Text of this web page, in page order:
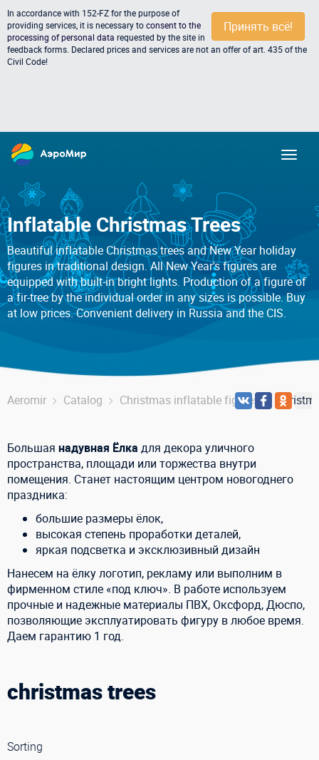
Принять всё!
In accordance with 152-FZ for the purpose of
providing services, it is necessary toconsent to the
processing of personal data requested by the site in
feedback forms. Declared prices and services are not an offer of art. 435 of the
Civil Code!
Inflatable Christmas Trees
Beautiful inflatable Christmas trees and New Year holiday
figures in traditional design. All New Year's figures are
equipped with built-in bright lights. Production of a figure of
a fir-tree by the individual order in any sizes is possible. Buy
at low prices. Convenient delivery in Russia and the CIS.
Aeromir Catalog Christmas inflatable figures
Большая надувная Ёлка для декора уличного
пространства, площади или торжества внутри
помещения. Станет настоящим центром новогоднего
праздника:
большие размеры ёлок,
высокая степень проработки деталей,
яркая подсветка и эксклюзивный дизайн
Нанесем на ёлку логотип, рекламу или выполним в
фирменном стиле «под ключ». В работе используем
прочные и надежные материалы ПВХ, Оксфорд, Дюспо,
позволяющие эксплуатировать фигуру в любое время.
Даем гарантию 1 год.
christmas trees
Sorting